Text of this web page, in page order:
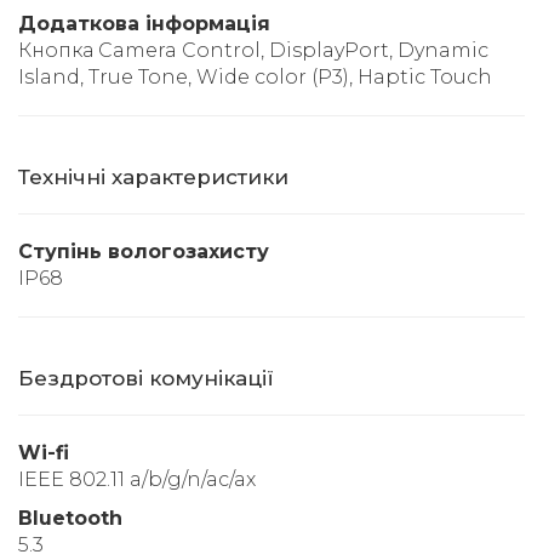
Додаткова інформація
Кнопка Camera Control, DisplayPort, Dynamic
Island, True Tone, Wide color (P3), Haptic Touch
Технічні характеристики
Ступінь вологозахисту
IP68
Бездротові комунікації
Wi-fi
IEEE 802.11 a/b/g/n/ac/ax
Bluetooth
5.3